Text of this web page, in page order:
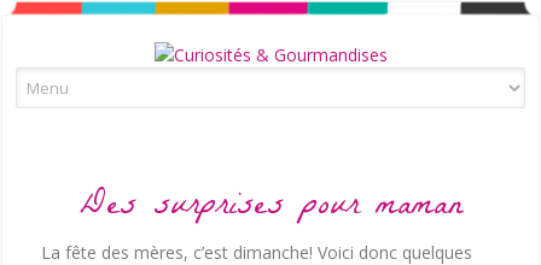
Des surprises pour maman
La fête des mères, c’est dimanche! Voici donc quelques